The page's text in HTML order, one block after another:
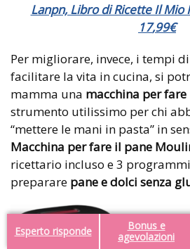
Esperto risponde
Bonus e
agevolazioni
Lanpn, Libro di Ricette Il Mio
17,99€
Per migliorare, invece, i tempi
facilitare la vita in cucina, si
mamma una macchina per
strumento utilissimo per chi
“mettere le mani in pasta” in
Macchina per fare il pane
ricettario incluso e 3
preparare pane e dolci senza